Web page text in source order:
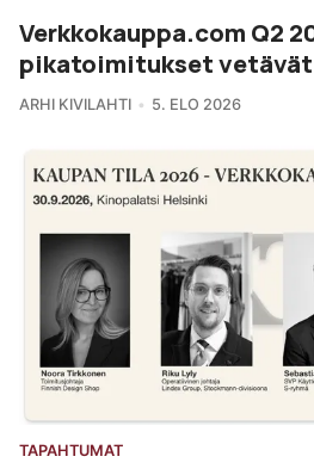
Verkkokauppa.com Q2
pikatoimitukset vetävät
ARHI KIVILAHTI 5. ELO 2026
TAPAHTUMAT